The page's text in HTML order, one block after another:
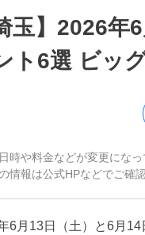
玉】2026
ト6選 ビッ
時や料金などが変更になっ
情報は公式HPなどでご確認
6月13日（土）と6月